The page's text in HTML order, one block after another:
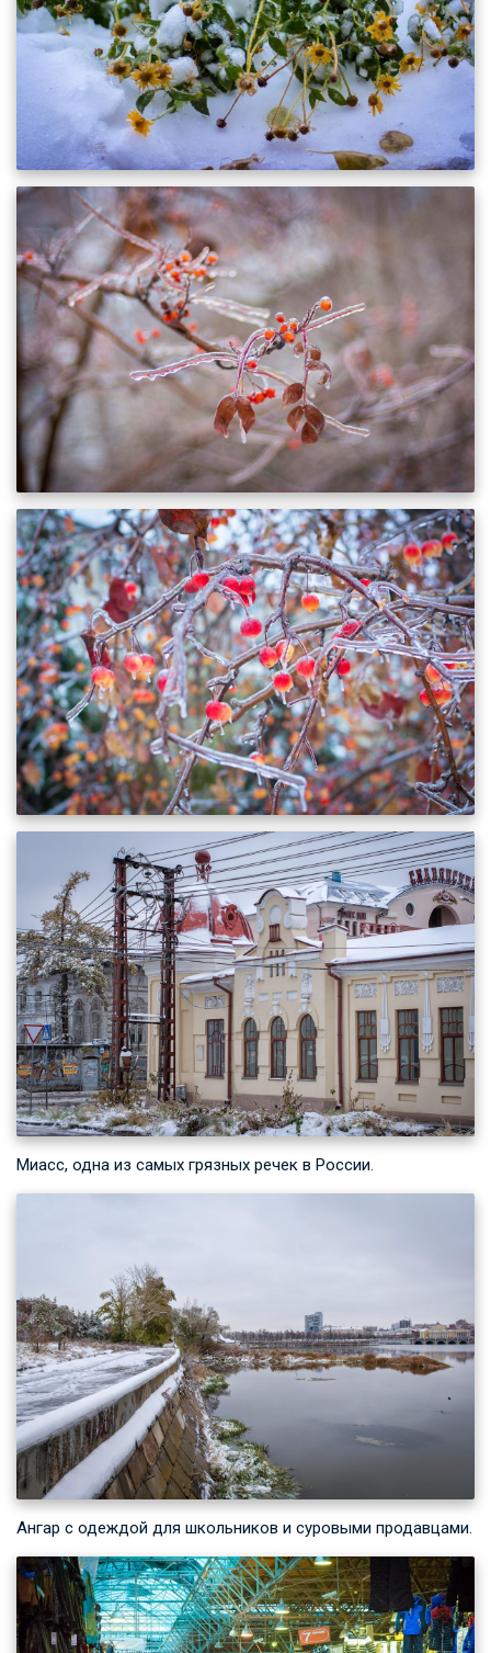
Миасс, одна из самых грязных речек в России.
Ангар с одеждой для школьников и суровыми продавцами.